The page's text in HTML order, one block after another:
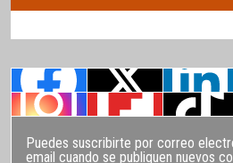
Puedes suscribirte por correo
email cuando se publiquen nuevos